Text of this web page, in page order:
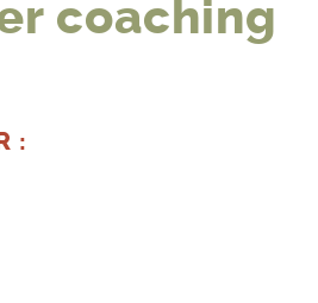
coaching
: